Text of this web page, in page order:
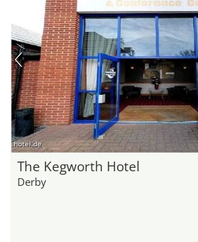
hotel.de
The Kegworth Hotel
Derby